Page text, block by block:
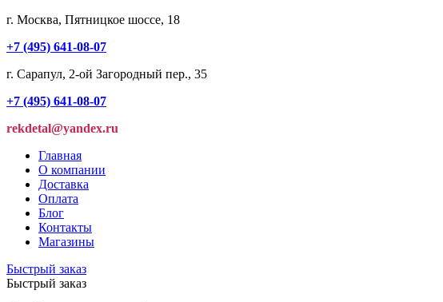
г. Москва, Пятницкое шоссе, 18
+7 (495) 641-08-07
г. Сарапул, 2-ой Загородный пер., 35
+7 (495) 641-08-07
rekdetal@yandex.ru
Главная
О компании
Доставка
Оплата
Блог
Контакты
Магазины
Быстрый заказ
Быстрый заказ